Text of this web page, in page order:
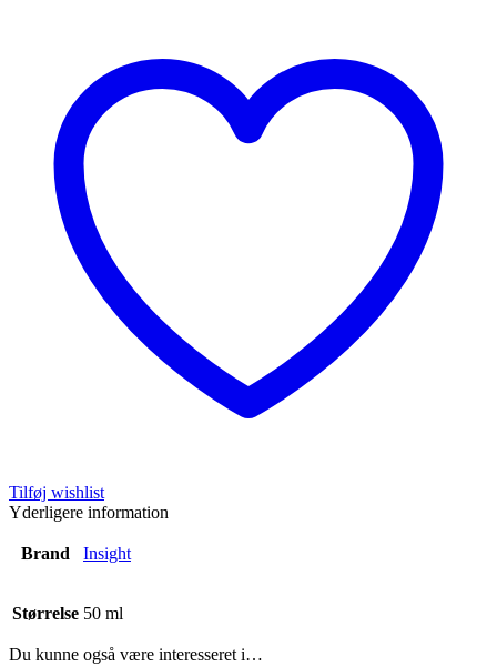
Tilføj wishlist
Yderligere information
Brand Insight
Størrelse 50 ml
Du kunne også være interesseret i…